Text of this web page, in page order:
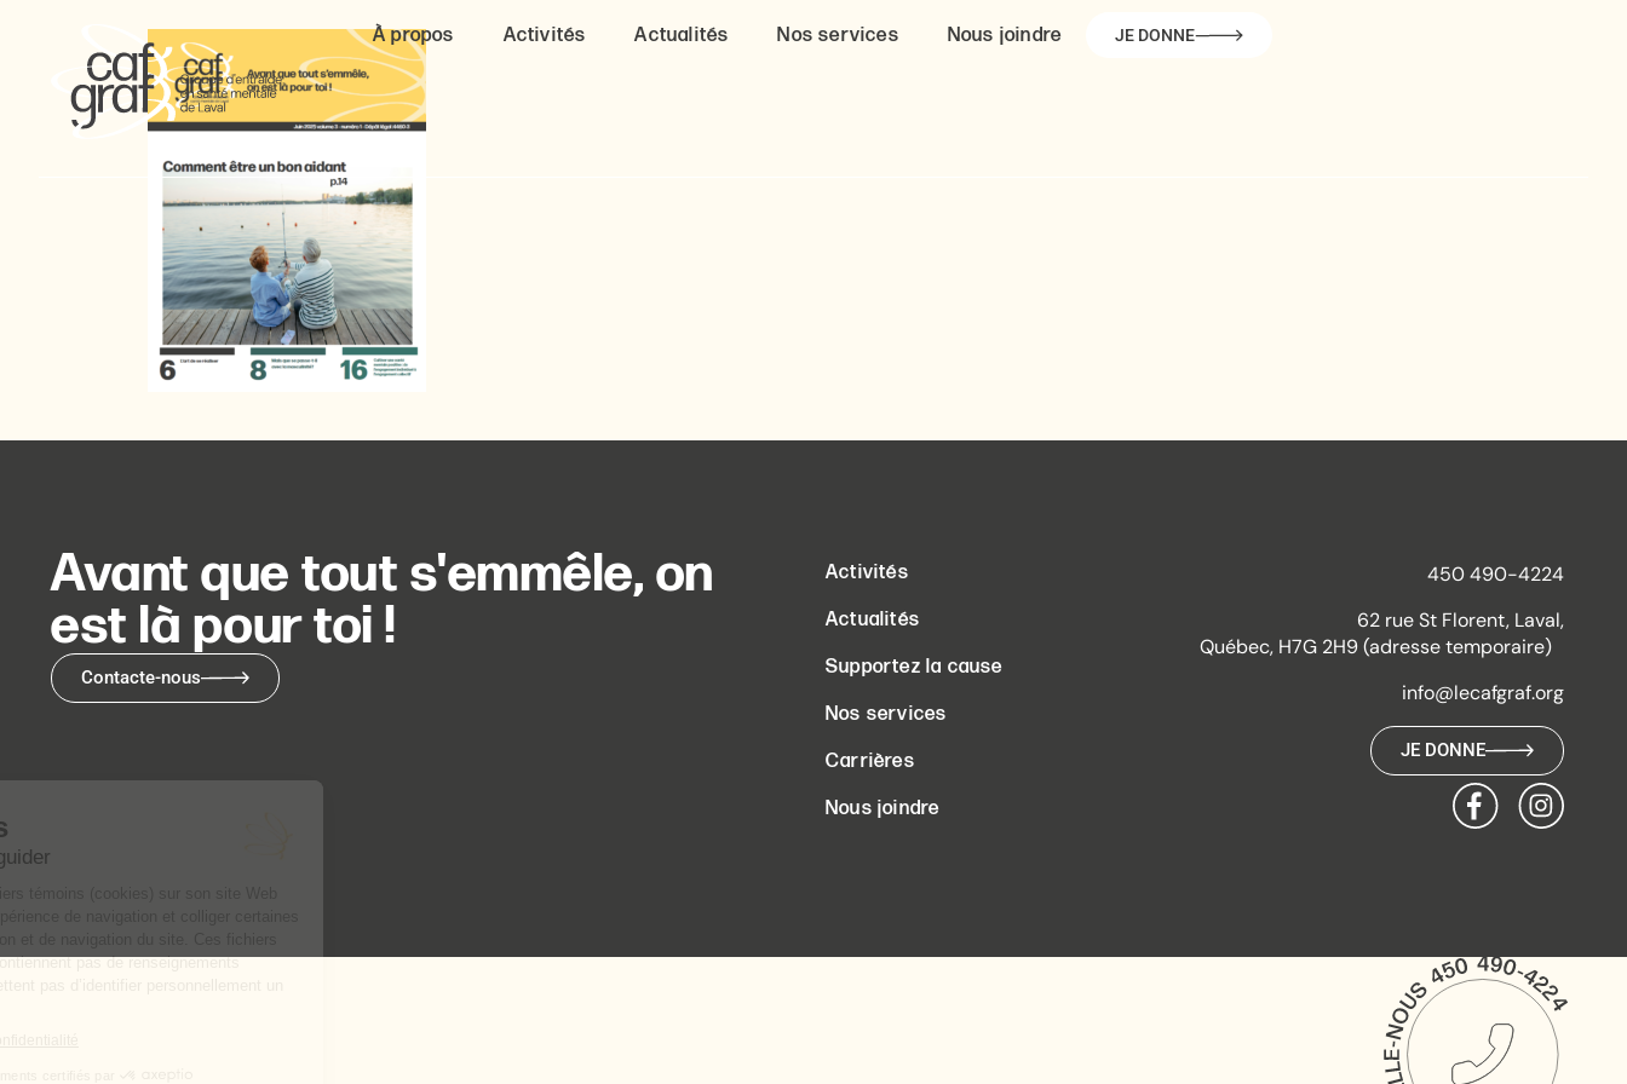
À propos Activités Actualités Nos services Nous joindre JE DONNE
Avant que tout s'emmêle, on
est là pour toi !
Contacte-nous
Activités
Actualités
Supportez la cause
Nos services
Carrières
Nous joindre
450 490-4224
62 rue St Florent, Laval,
Québec, H7G 2H9 (adresse temporaire)
info@lecafgraf.org
JE DONNE